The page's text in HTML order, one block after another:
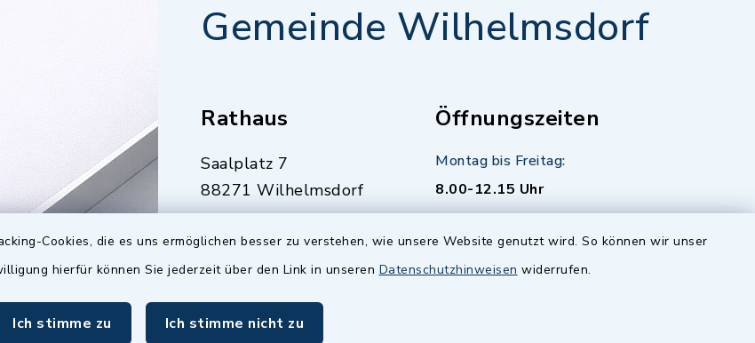
Cookies, die es uns ermöglichen besser zu verstehen, wie unsere Website genutzt wird. So können wir unser
hierfür können Sie jederzeit über den Link in unseren Datenschutzhinweisen widerrufen.
Ich stimme zu Ich stimme nicht zu
Gemeinde Wilhelmsdorf
Rathaus
Saalplatz 7
88271 Wilhelmsdorf
wilhelmsdorf.de
Öffnungszeiten
Montag bis Freitag:
8.00-12.15 Uhr
zusätzlich:
Montag 14.00-16.00 Uhr
Donnerstag 15.00-18.00 Uhr